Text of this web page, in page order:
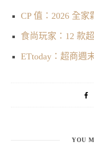
CP 值：2026 全
食尚玩家：12 款
ETtoday：超商週
YOU